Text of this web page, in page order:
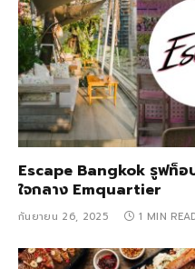
Escape Bangkok รูฟท็
ใจกลาง Emquartier
กันยายน 26, 2025 1 MIN